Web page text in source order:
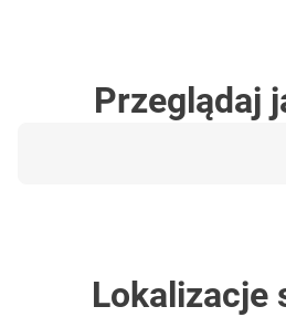
Przeglądaj
Lokalizacje